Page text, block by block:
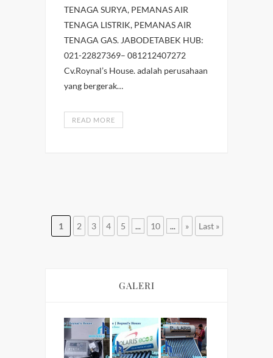
TENAGA SURYA, PEMANAS AIR
TENAGA LISTRIK, PEMANAS AIR
TENAGA GAS. JABODETABEK HUB:
021-22827369– 081212407272
Cv.Roynal’s House. adalah perusahaan
yang bergerak…
READ MORE
1 2 3 4 5 ... 10 ... » Last »
GALERI